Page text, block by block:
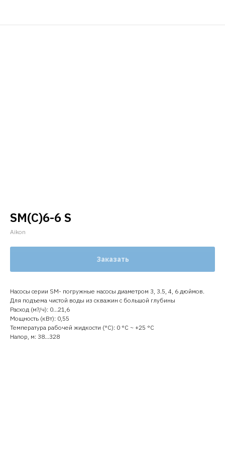
SM(C)6-6 S
Aikon
Заказать
Насосы серии SM- погружные насосы диаметром 3, 3.5, 4, 6 дюймов.
Для подъема чистой воды из скважин с большой глубины
Расход (м?/ч): 0…21,6
Мощность (кВт): 0,55
Температура рабочей жидкости (°C): 0 °С ~ +25 °С
Напор, м: 38…328